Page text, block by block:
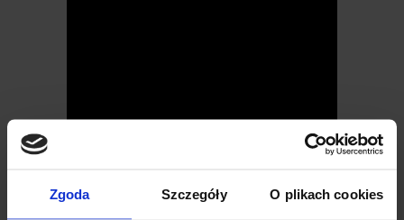
Zgoda Szczegóły O plikach cookies